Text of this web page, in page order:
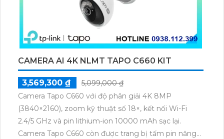
CAMERA AI 4K NLMT TAPO C660 KIT
3,569,300 ₫
5,099,000 ₫
Camera Tapo C660 với độ phân giải 4K 8MP
(3840×2160), zoom kỹ thuật số 18×, kết nối Wi-Fi
2.4/5 GHz và pin lithium-ion 10000 mAh sạc lại.
Camera Tapo C660 còn được trang bị tấm pin năng